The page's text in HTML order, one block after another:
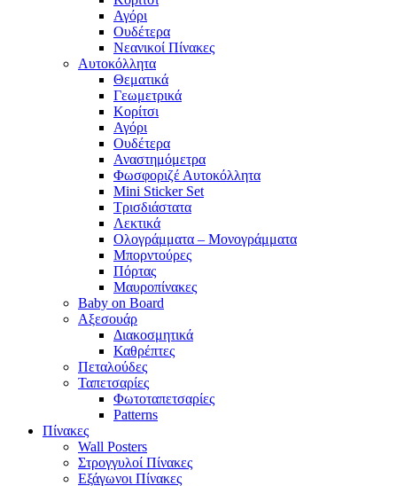
Αγόρι
Ουδέτερα
Νεανικοί Πίνακες
Αυτοκόλλητα
Θεματικά
Γεωμετρικά
Κορίτσι
Αγόρι
Ουδέτερα
Αναστημόμετρα
Φωσφοριζέ Αυτοκόλλητα
Mini Sticker Set
Tρισδιάστατα
Λεκτικά
Ολογράμματα – Μονογράμματα
Μπορντούρες
Πόρτας
Μαυροπίνακες
Baby on Board
Αξεσουάρ
Διακοσμητικά
Καθρέπτες
Πεταλούδες
Ταπετσαρίες
Φωτοταπετσαρίες
Patterns
Πίνακες
Wall Posters
Στρογγυλοί Πίνακες
Εξάγωνοι Πίνακες